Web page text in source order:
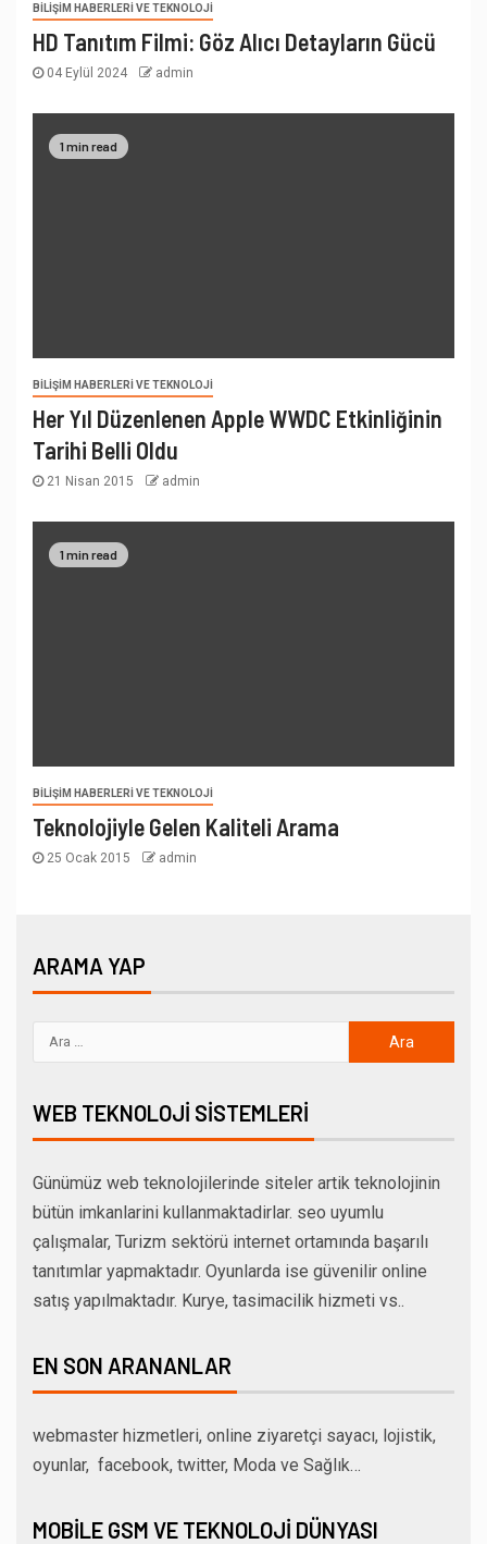
BILIŞIM HABERLERI VE TEKNOLOJI
HD Tanıtım Filmi: Göz Alıcı Detayların Gücü
04 Eylül 2024 admin
1 min read
BILIŞIM HABERLERI VE TEKNOLOJI
Her Yıl Düzenlenen Apple WWDC Etkinliğinin
Tarihi Belli Oldu
21 Nisan 2015 admin
1 min read
BILIŞIM HABERLERI VE TEKNOLOJI
Teknolojiyle Gelen Kaliteli Arama
25 Ocak 2015 admin
ARAMA YAP
WEB TEKNOLOJI SISTEMLERI
Günümüz web teknolojilerinde siteler artik teknolojinin
bütün imkanlarini kullanmaktadirlar. seo uyumlu
çalışmalar, Turizm sektörü internet ortamında başarılı
tanıtımlar yapmaktadır. Oyunlarda ise güvenilir online
satış yapılmaktadır. Kurye, tasimacilik hizmeti vs..
EN SON ARANANLAR
webmaster hizmetleri, online ziyaretçi sayacı, lojistik,
oyunlar, facebook, twitter, Moda ve Sağlık…
MOBILE GSM VE TEKNOLOJI DÜNYASI